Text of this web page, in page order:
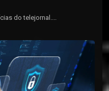
do telejornal....